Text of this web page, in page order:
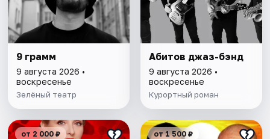
9 грамм
9 августа 2026 •
воскресенье
Зелёный театр
Абитов джаз-бэнд
9 августа 2026 •
воскресенье
Курортный роман
от 2 000 ₽ от 1 500 ₽